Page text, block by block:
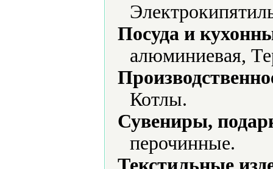
Посуда и
алюминиевая,
Котлы.
Сувениры,
перочинные.